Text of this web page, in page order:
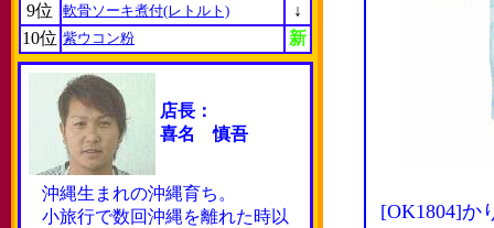
9位
軟骨ソーキ煮付(レトルト)
↓
10位 紫ウコン粉 新
店長：
喜名 慎吾
沖縄生まれの沖縄育ち。
小旅行で数回沖縄を離れた時以
[OK1804]